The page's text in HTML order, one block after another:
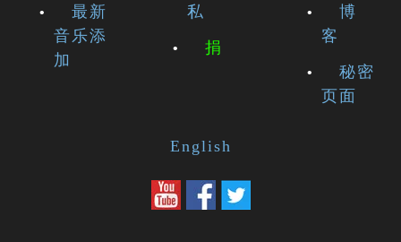
最新
音乐添
加
私
捐
博
客
秘密
页面
English